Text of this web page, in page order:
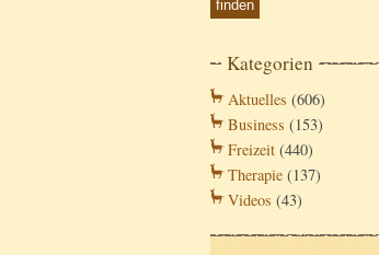
Kategorien
Aktuelles (606)
Business (153)
Freizeit (440)
Therapie (137)
Videos (43)